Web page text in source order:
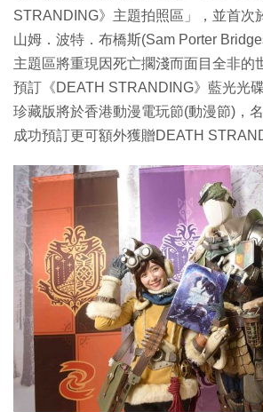
STRANDING》主題拍照區」，並首次
山姆．波特．布橋斯(Sam Porter
主題區將重現因死亡擱淺而面目全非的
預訂《DEATH STRANDING》藍光光
珍藏版將於香港動漫電玩節(動漫節)，
成功預訂更可額外獲贈DEATH